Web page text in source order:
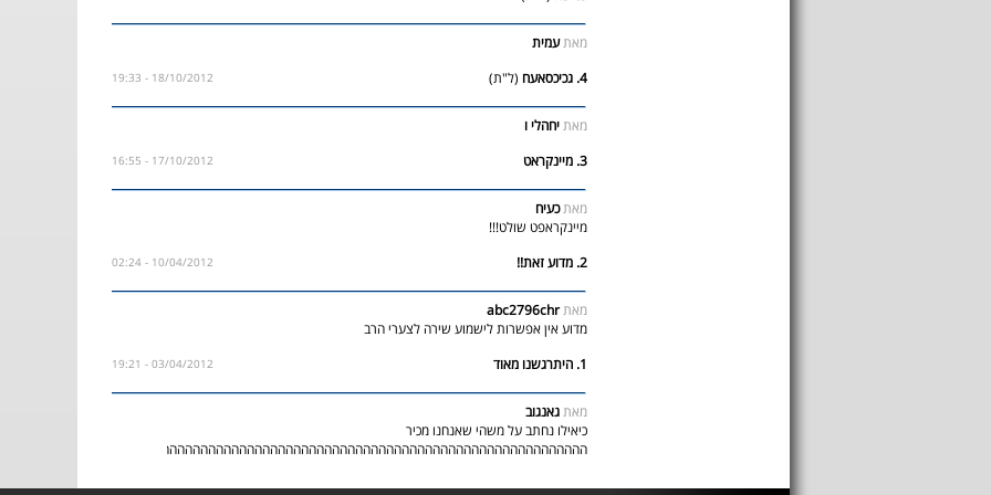
מאתעמית
4. גכיכסאעח
(ל"ת) 18/10/2012 - 19:33
מאתיחהלי ו
3. מיינקראט
17/10/2012 - 16:55
מאתכעיח
מיינקראפט שולט!!!
2. מדוע זאת!!
10/04/2012 - 02:24
מאתabc2796chr
מדוע אין אפשרות לישמוע שירה לצערי הרב
1. היתרגשנו מאוד
03/04/2012 - 19:21
מאתגאנגוב
כיאילו נחתב על משהי שאנחנו מכיר